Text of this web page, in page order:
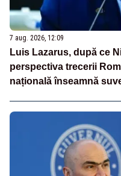
7 aug. 2026, 12:09
Luis Lazarus, după ce
perspectiva trecerii
națională înseamnă